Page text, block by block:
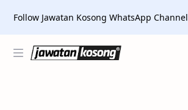
Follow Jawatan Kosong WhatsApp Channel